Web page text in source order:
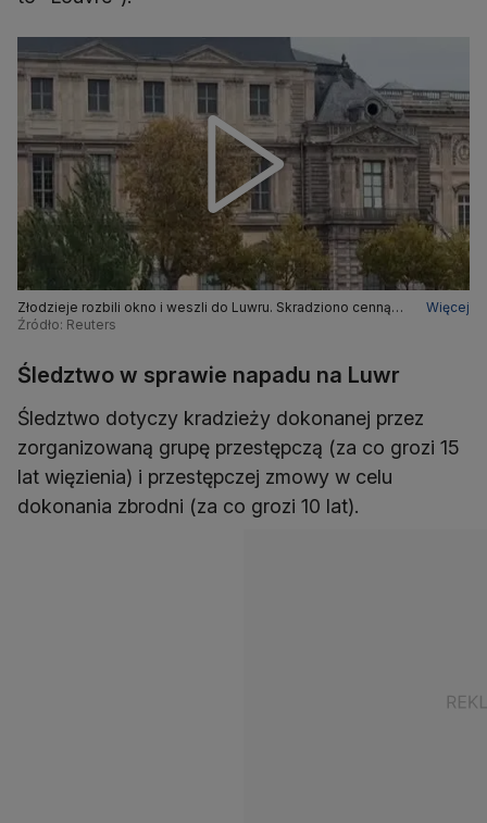
Złodzieje rozbili okno i weszli do Luwru. Skradziono cenną
bużuterię (nagranie z 19 października)
Więcej
Źródło: Reuters
Śledztwo w sprawie napadu na Luwr
Śledztwo dotyczy kradzieży dokonanej przez
zorganizowaną grupę przestępczą (za co grozi 15
lat więzienia) i przestępczej zmowy w celu
dokonania zbrodni (za co grozi 10 lat).